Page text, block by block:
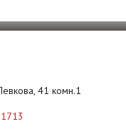
41 комн.1